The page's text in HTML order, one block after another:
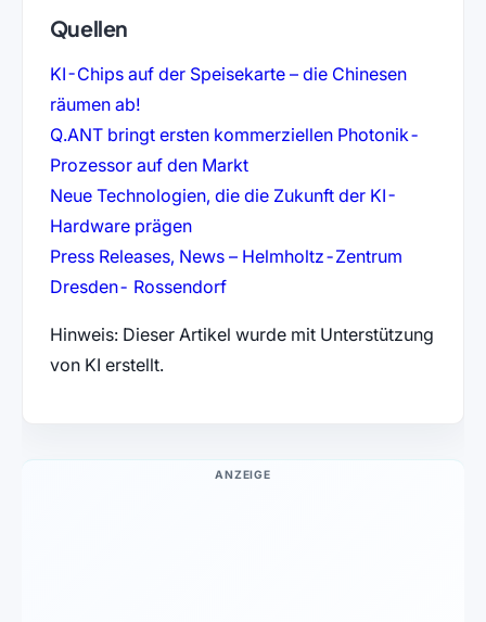
Quellen
KI-Chips auf der Speisekarte – die Chinesen
räumen ab!
Q.ANT bringt ersten kommerziellen Photonik-
Prozessor auf den Markt(öffnet in neuem Tab)
Neue Technologien, die die Zukunft der KI-
Hardware prägen(öffnet in neuem Tab)
Press Releases, News – Helmholtz-Zentrum
Dresden- Rossendorf(öffnet in neuem Tab)
Hinweis: Dieser Artikel wurde mit Unterstützung
von KI erstellt.
ANZEIGE